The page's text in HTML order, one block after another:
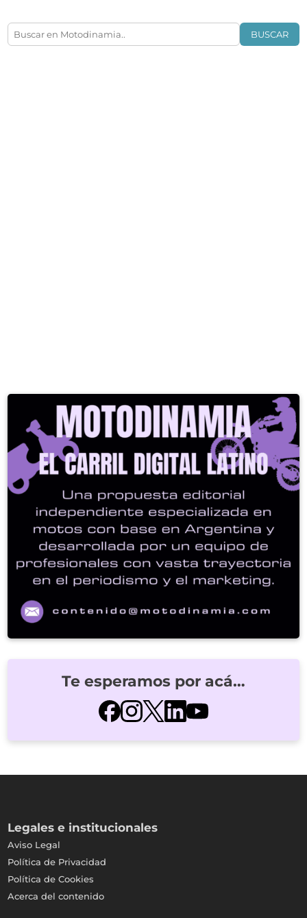
BUSCAR
Te esperamos por acá…
Legales e institucionales
Aviso Legal
Política de Privacidad
Política de Cookies
Acerca del contenido